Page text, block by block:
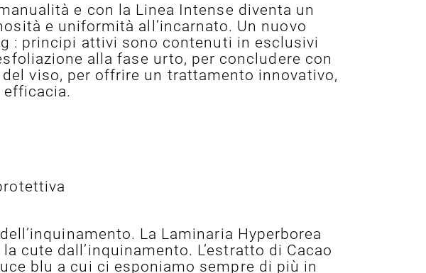
e con la Linea Intense diventa un
e uniformità all’incarnato. Un nuovo
: principi attivi sono contenuti in esclusivi
alla fase urto, per concludere con
viso, per offrire un trattamento innovativo,
efficacia.
La Laminaria Hyperborea
cute dall’inquinamento. L’estratto di Cacao
blu a cui ci esponiamo sempre di più in